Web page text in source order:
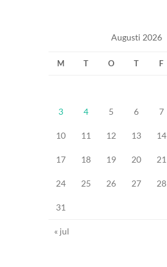
Augusti 2026
M T O T F
3 4 5 6 7
10 11 12 13 14
17 18 19 20 21
24 25 26 27 28
31
« jul